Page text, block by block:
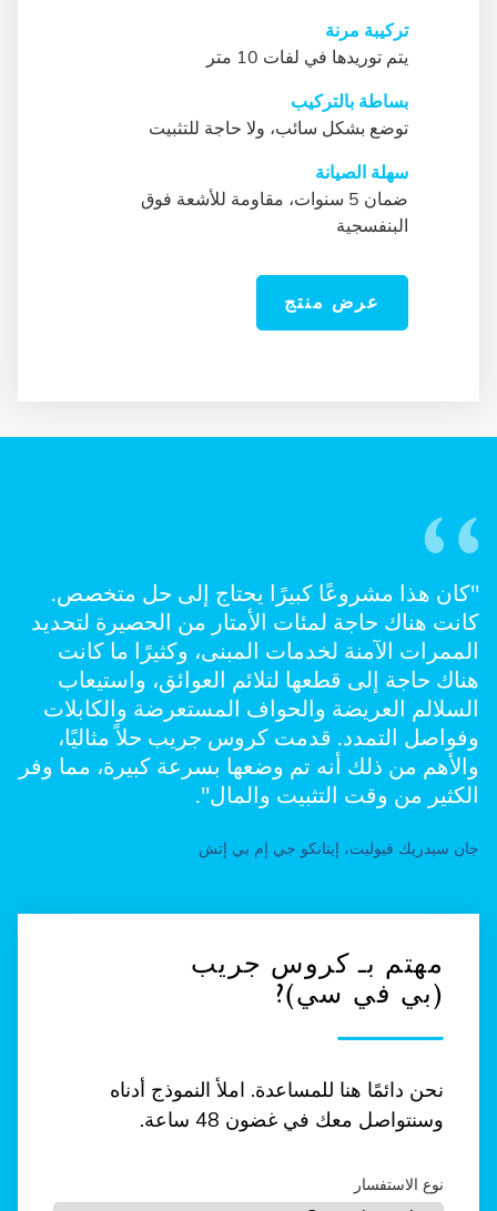
تركيبة مرنة
يتم توريدها في لفات 10 متر
بساطة بالتركيب
توضع بشكل سائب، ولا حاجة للتثبيت
سهلة الصيانة
ضمان 5 سنوات، مقاومة للأشعة فوق
البنفسجية
عرض منتج
"كان هذا مشروعًا كبيرًا يحتاج إلى حل متخصص.
كانت هناك حاجة لمئات الأمتار من الحصيرة لتحديد
الممرات الآمنة لخدمات المبنى، وكثيرًا ما كانت
هناك حاجة إلى قطعها لتلائم العوائق، واستيعاب
السلالم العريضة والحواف المستعرضة والكابلات
وفواصل التمدد. قدمت كروس جريب حلاً مثاليًا،
والأهم من ذلك أنه تم وضعها بسرعة كبيرة، مما وفر
الكثير من وقت التثبيت والمال".
جان سيدريك فيوليت، إيتانكو جي إم بي إتش
مهتم بـ كروس جريب
(بي في سي)?
نحن دائمًا هنا للمساعدة. املأ النموذج أدناه
وسنتواصل معك في غضون 48 ساعة.
نوع الاستفسار